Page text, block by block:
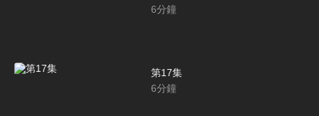
6分鐘
第17集
6分鐘